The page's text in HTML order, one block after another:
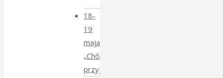
18-
19
maja
„Chór
przyjechał”